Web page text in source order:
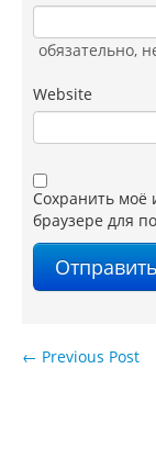
обязательно,
Website
Сохранить моё
браузере для
← Previous Post